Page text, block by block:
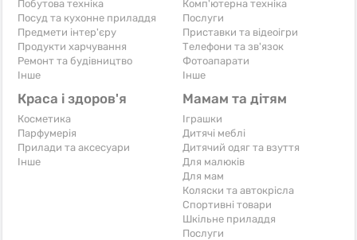
Побутова техніка
Посуд та кухонне приладдя
Предмети інтер'єру
Продукти харчування
Ремонт та будівництво
Iнше
Комп'ютерна техніка
Послуги
Приставки та відеоігри
Телефони та зв'язок
Фотоапарати
Iнше
Краса і здоров'я
Косметика
Парфумерія
Прилади та аксесуари
Iнше
Мамам та дітям
Іграшки
Дитячі меблі
Дитячий одяг та взуття
Для малюків
Для мам
Коляски та автокрісла
Спортивні товари
Шкільне приладдя
Послуги